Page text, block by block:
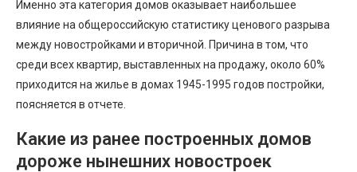
Именно эта категория домов оказывает наибольшее
влияние на общероссийскую статистику ценового разрыва
между новостройками и вторичной. Причина в том, что
среди всех квартир, выставленных на продажу, около 60%
приходится на жилье в домах 1945-1995 годов постройки,
поясняется в отчете.
Какие из ранее построенных домов
дороже нынешних новостроек